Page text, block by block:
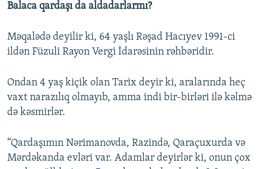
Balaca qardaşı da aldadarlarmı?
Məqalədə deyilir ki, 64 yaşlı Rəşad Hacıyev 1991-ci
ildən Füzuli Rayon Vergi İdarəsinin rəhbəridir.
Ondan 4 yaş kiçik olan Tarix deyir ki, aralarında heç
vaxt narazılıq olmayıb, amma indi bir-birləri ilə kəlmə
də kəsmirlər.
“Qardaşımın Nərimanovda, Razində, Qaraçuxurda və
Mərdəkanda evləri var. Adamlar deyirlər ki, onun çox